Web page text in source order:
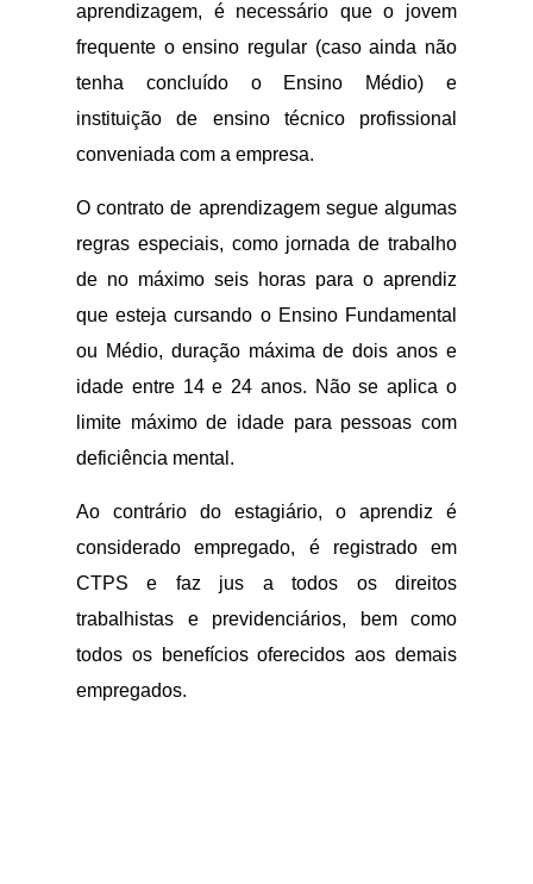
aprendizagem, é necessário que o jovem
frequente o ensino regular (caso ainda não
tenha concluído o Ensino Médio) e
instituição de ensino técnico profissional
conveniada com a empresa.
O contrato de aprendizagem segue algumas
regras especiais, como jornada de trabalho
de no máximo seis horas para o aprendiz
que esteja cursando o Ensino Fundamental
ou Médio, duração máxima de dois anos e
idade entre 14 e 24 anos. Não se aplica o
limite máximo de idade para pessoas com
deficiência mental.
Ao contrário do estagiário, o aprendiz é
considerado empregado, é registrado em
CTPS e faz jus a todos os direitos
trabalhistas e previdenciários, bem como
todos os benefícios oferecidos aos demais
empregados.